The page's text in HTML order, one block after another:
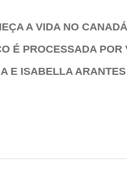
A VIDA NO
É PROCESSADA POR
E ISABELLA